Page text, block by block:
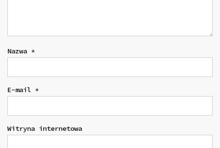
Nazwa *
E-mail *
Witryna internetowa